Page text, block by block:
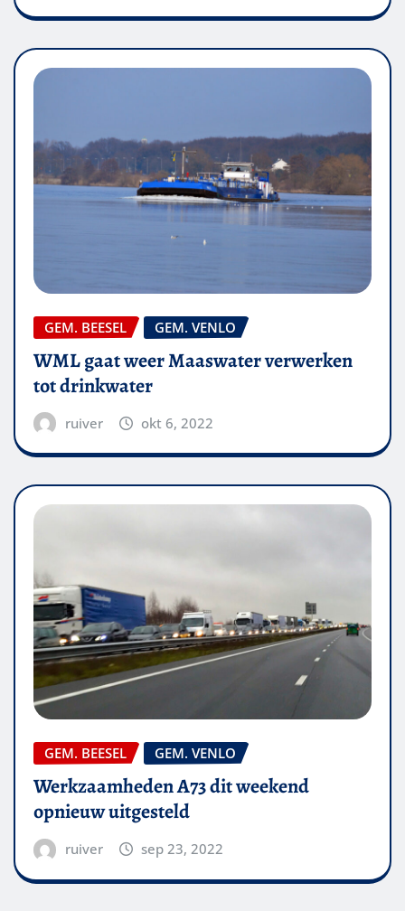
GEM. BEESEL GEM. VENLO
WML gaat weer Maaswater verwerken
tot drinkwater
ruiver okt 6, 2022
GEM. BEESEL GEM. VENLO
Werkzaamheden A73 dit weekend
opnieuw uitgesteld
ruiver sep 23, 2022